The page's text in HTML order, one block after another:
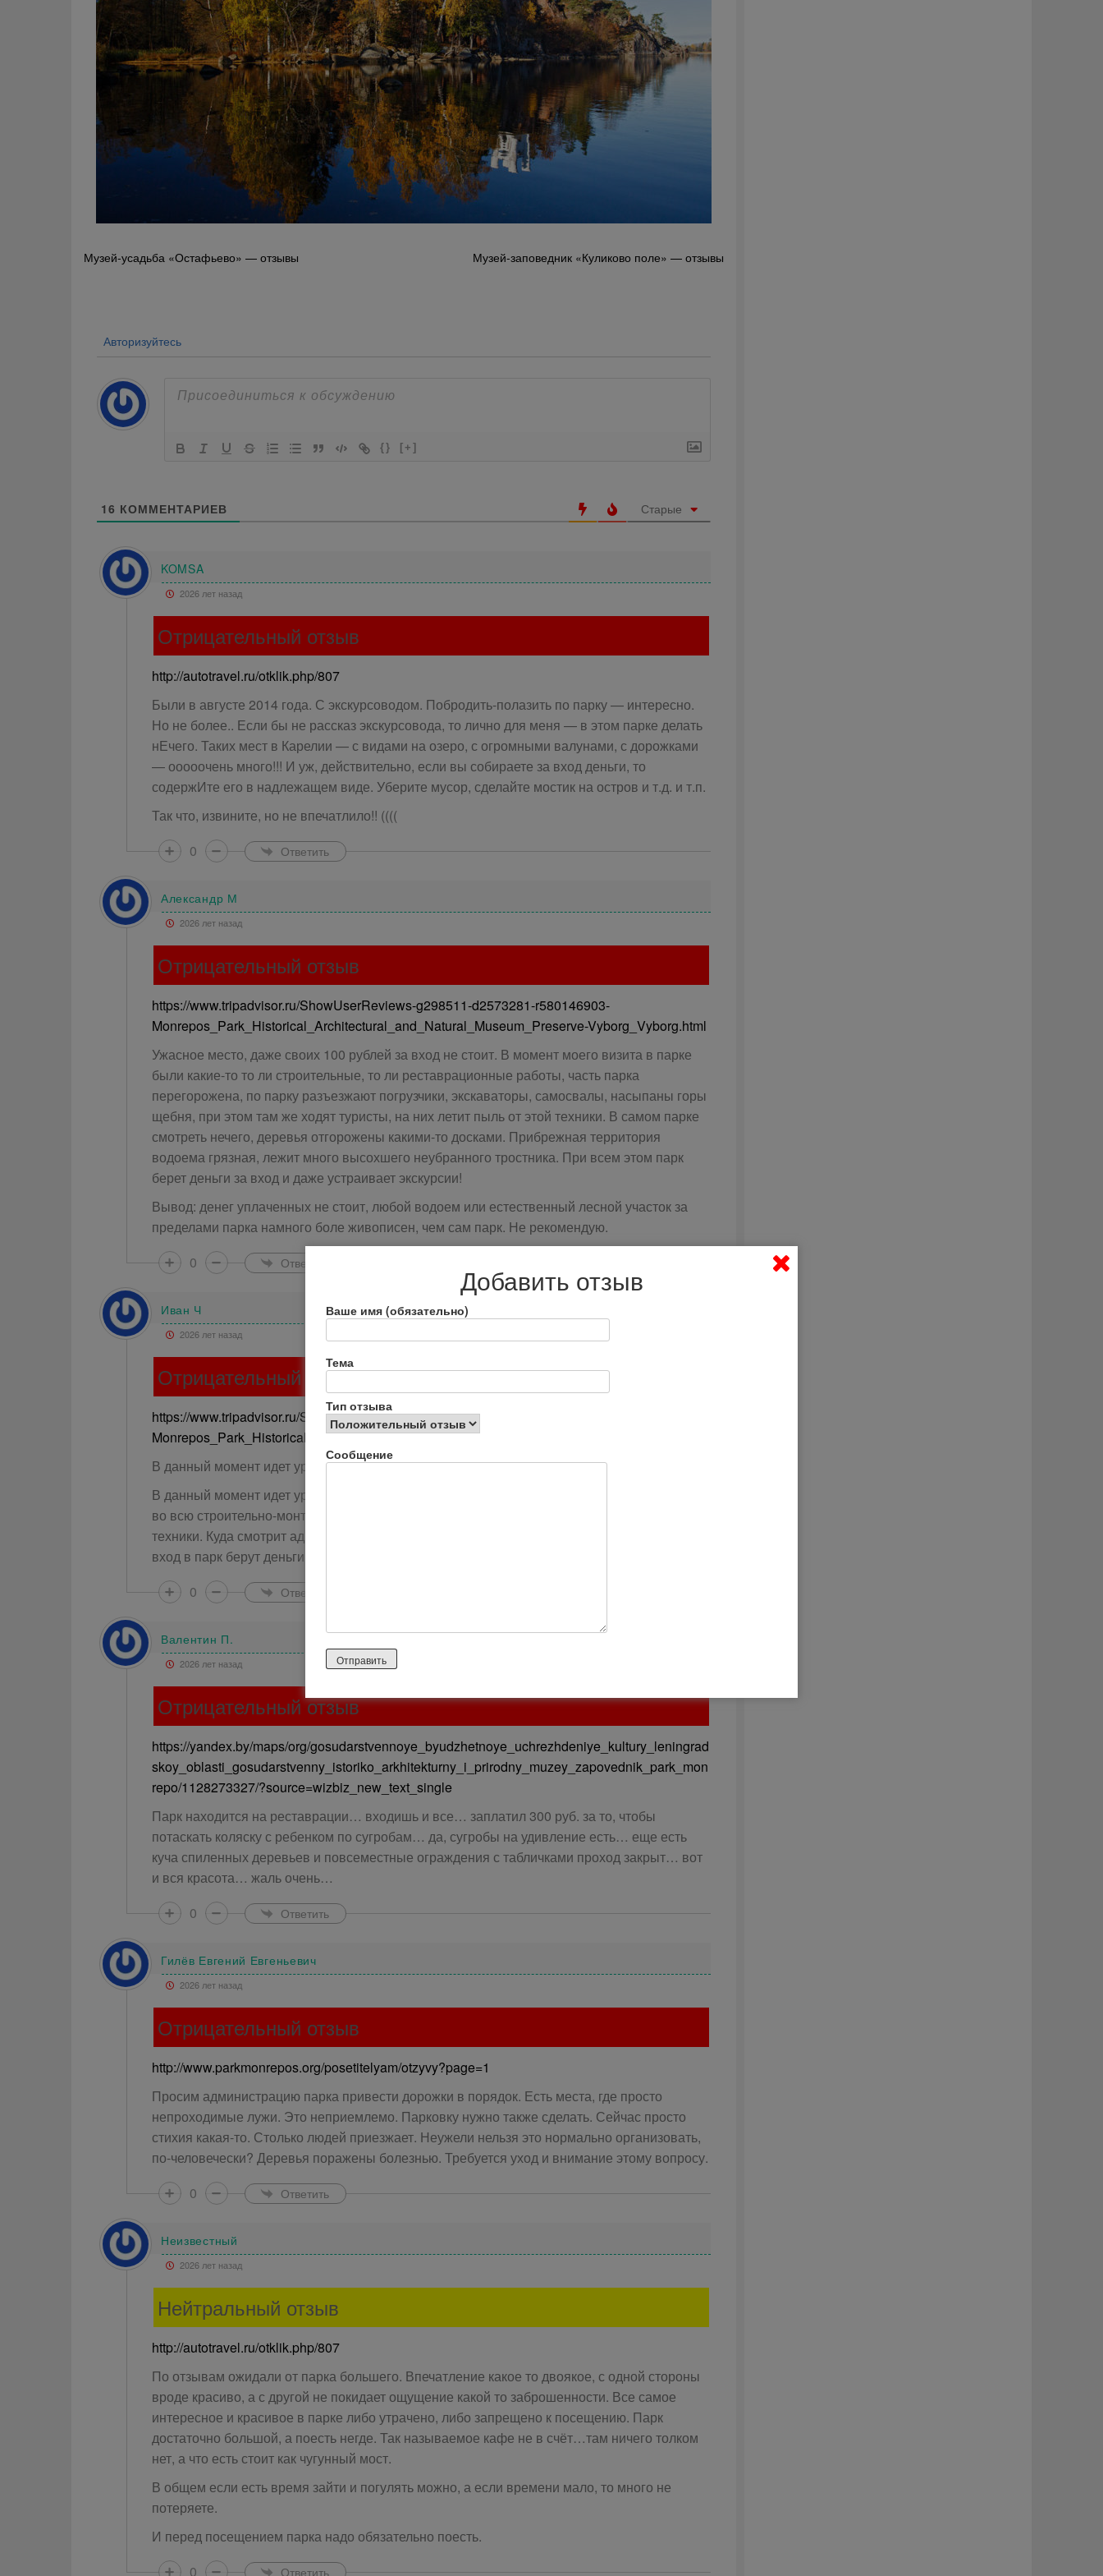
Навигация
Музей-усадьба «Остафьево» — отзывы Музей-заповедник «Куликово поле» — отзывы
Авторизуйтесь
{} [+]
16 КОММЕНТАРИЕВ Старые
KOMSA
2026 лет назад
Отрицательный отзыв
http://autotravel.ru/otklik.php/807
Были в августе 2014 года. С экскурсоводом. Побродить-полазить по парку — интересно.
Но не более.. Если бы не рассказ экскурсовода, то лично для меня — в этом парке делать
нЕчего. Таких мест в Карелии — с видами на озеро, с огромными валунами, с дорожками
— ооооочень много!!! И уж, действительно, если вы собираете за вход деньги, то
содержИте его в надлежащем виде. Уберите мусор, сделайте мостик на остров и т.д. и т.п.
Так что, извините, но не впечатлило!! ((((
0
Ответить
Александр М
2026 лет назад
Отрицательный отзыв
https://www.tripadvisor.ru/ShowUserReviews-g298511-d2573281-r580146903-
Monrepos_Park_Historical_Architectural_and_Natural_Museum_Preserve-Vyborg_Vyborg.html
Ужасное место, даже своих 100 рублей за вход не стоит. В момент моего визита в парке
были какие-то то ли строительные, то ли реставрационные работы, часть парка
перегорожена, по парку разъезжают погрузчики, экскаваторы, самосвалы, насыпаны горы
щебня, при этом там же ходят туристы, на них летит пыль от этой техники. В самом парке
смотреть нечего, деревья отгорожены какими-то досками. Прибрежная территория
водоема грязная, лежит много высохшего неубранного тростника. При всем этом парк
берет деньги за вход и даже устраивает экскурсии!
Вывод: денег уплаченных не стоит, любой водоем или естественный лесной участок за
пределами парка намного боле живописен, чем сам парк. Не рекомендую.
0
Ответить
Иван Ч
2026 лет назад
Отрицательный отзыв
https://www.tripadvisor.ru/ShowUserReviews-g298511-d2573281-r577911076-
Monrepos_Park_Historical_Architectural_and_Natural_Museum_Preserve-Vyborg_Vyborg.html
В данный момент идет уродование парка по советскому образцу.
В данный момент идет уродование парка по советскому образцу. Парк не закрыт, но идет
во всю строительно-монтажные работы с применением тяжелой колесной и гусеничной
техники. Куда смотрит администрация и стройнадзор, Ростехнадзор???. При всем этом за
вход в парк берут деньги!! Очень жаль что такая природа губится русскими.
0
Ответить
Валентин П.
2026 лет назад
Отрицательный отзыв
https://yandex.by/maps/org/gosudarstvennoye_byudzhetnoye_uchrezhdeniye_kultury_leningrad
skoy_oblasti_gosudarstvenny_istoriko_arkhitekturny_i_prirodny_muzey_zapovednik_park_mon
repo/1128273327/?source=wizbiz_new_text_single
Парк находится на реставрации… входишь и все… заплатил 300 руб. за то, чтобы
потаскать коляску с ребенком по сугробам… да, сугробы на удивление есть… еще есть
куча спиленных деревьев и повсеместные ограждения с табличками проход закрыт… вот
и вся красота… жаль очень…
0
Ответить
Гилёв Евгений Евгеньевич
2026 лет назад
Отрицательный отзыв
http://www.parkmonrepos.org/posetitelyam/otzyvy?page=1
Просим администрацию парка привести дорожки в порядок. Есть места, где просто
непроходимые лужи. Это неприемлемо. Парковку нужно также сделать. Сейчас просто
стихия какая-то. Столько людей приезжает. Неужели нельзя это нормально организовать,
по-человечески? Деревья поражены болезнью. Требуется уход и внимание этому вопросу.
0
Ответить
Неизвестный
2026 лет назад
Нейтральный отзыв
http://autotravel.ru/otklik.php/807
По отзывам ожидали от парка большего. Впечатление какое то двоякое, с одной стороны
вроде красиво, а с другой не покидает ощущение какой то заброшенности. Все самое
интересное и красивое в парке либо утрачено, либо запрещено к посещению. Парк
достаточно большой, а поесть негде. Так называемое кафе не в счёт…там ничего толком
нет, а что есть стоит как чугунный мост.
В общем если есть время зайти и погулять можно, а если времени мало, то много не
потеряете.
И перед посещением парка надо обязательно поесть.
0
Ответить
Добавить отзыв
Ваше имя (обязательно)
Тема
Тип отзыва
Сообщение